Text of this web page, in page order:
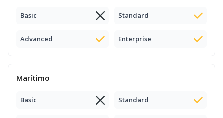
Basic Standard
Advanced Enterprise
Marítimo
Basic Standard